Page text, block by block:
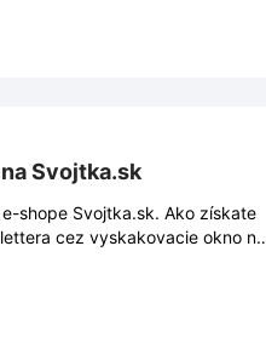
Svojtka.sk
shope Svojtka.sk. Ako získate
cez vyskakovacie okno na
zľavy ani exkluzívne